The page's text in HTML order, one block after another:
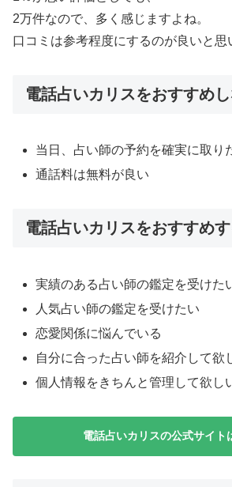
2万件なので、多く感じますよね。
口コミは参考程度にするのが良いと思
電話占いカリスをおすすめ
当日、占い師の予約を確実に取り
通話料は無料が良い
電話占いカリスをおすすめ
実績のある占い師の鑑定を受けた
人気占い師の鑑定を受けたい
恋愛関係に悩んでいる
自分に合った占い師を紹介して欲
個人情報をきちんと管理して欲し
電話占いカリスの公式サイト